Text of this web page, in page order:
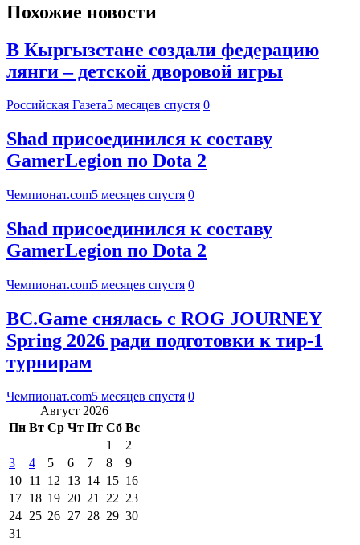
Похожие новости
В Кыргызстане создали федерацию
лянги – детской дворовой игры
Российская Газета5 месяцев спустя 0
Shad присоединился к составу
GamerLegion по Dota 2
Чемпионат.com5 месяцев спустя 0
Shad присоединился к составу
GamerLegion по Dota 2
Чемпионат.com5 месяцев спустя 0
BC.Game снялась с ROG JOURNEY
Spring 2026 ради подготовки к тир-1
турнирам
Чемпионат.com5 месяцев спустя 0
Август 2026
Пн Вт Ср Чт Пт Сб Вс
1
2
3
4 5 6 7 8
9
10 11 12 13 14 15 16
17 18 19 20 21 22 23
24 25 26 27 28 29 30
31